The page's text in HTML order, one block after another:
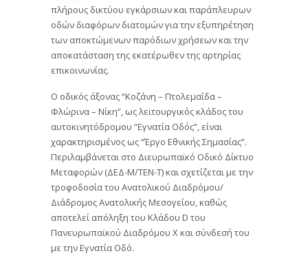
πλήρους δικτύου εγκάρσιων και παράπλευρων
οδών διαφόρων διατομών για την εξυπηρέτηση
των αποκτώμενων παρόδιων χρήσεων και την
αποκατάσταση της εκατέρωθεν της αρτηρίας
επικοινωνίας.
Ο οδικός άξονας “Κοζάνη – Πτολεμαΐδα –
Φλώρινα – Νίκη”, ως λειτουργικός κλάδος του
αυτοκινητόδρομου “Εγνατία Οδός”, είναι
χαρακτηρισμένος ως “Έργο Εθνικής Σημασίας”.
Περιλαμβάνεται στο Διευρωπαϊκό Οδικό Δίκτυο
Μεταφορών (ΔΕΔ-Μ/TEN-T) και σχετίζεται με την
τροφοδοσία του Ανατολικού Διαδρόμου/
Διάδρομος Ανατολικής Μεσογείου, καθώς
αποτελεί απόληξη του Κλάδου D του
Πανευρωπαϊκού Διαδρόμου Χ και σύνδεσή του
με την Εγνατία Οδό.